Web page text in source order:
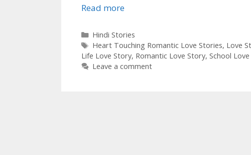
Read more
Categories
Hindi Stories
Tags
Heart Touching Romantic Love Stories, Love
Life Love Story, Romantic Love Story, School
Leave a comment